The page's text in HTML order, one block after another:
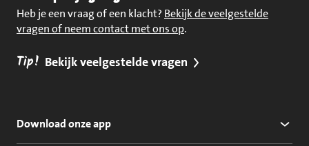
Heb je een vraag of een klacht? Bekijk de veelgestelde
vragen of neem contact met ons op.
Tip! Bekijk veelgestelde vragen
Download onze app